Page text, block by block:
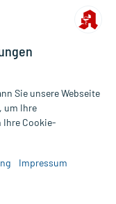
für
Arzt. Bitte
Webseite benutzt
Sie unsere Webseite
um Ihre
Ihre Cookie-
Impressum